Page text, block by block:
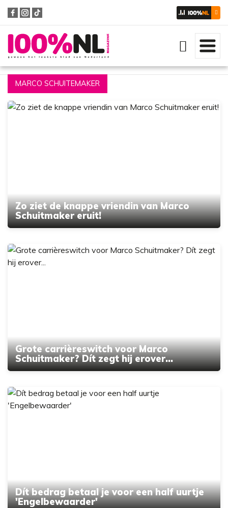
Zoeken
MARCO SCHUITEMAKER
Zo ziet de knappe vriendin van Marco
Schuitmaker eruit!
Grote carrièreswitch voor Marco
Schuitmaker? Dít zegt hij erover...
Dít bedrag betaal je voor een half uurtje
'Engelbewaarder'